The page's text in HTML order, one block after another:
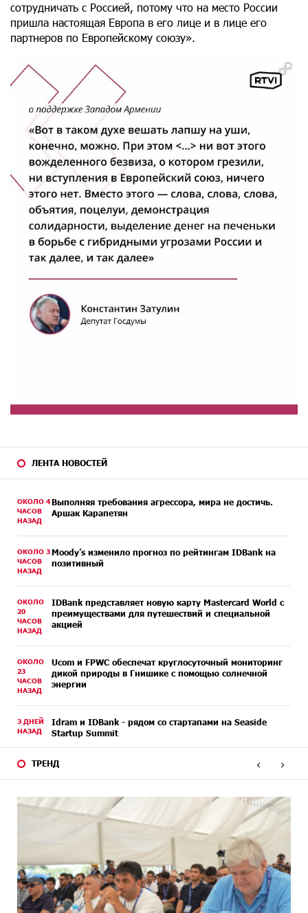
ЛЕНТА НОВОСТЕЙ
ОКОЛО 4
ЧАСОВ
НАЗАД
Выполняя требования агрессора, мира не достичь.
Аршак Карапетян
ОКОЛО 3
ЧАСОВ
НАЗАД
Moody’s изменило прогноз по рейтингам IDBank на
позитивный
ОКОЛО
20
ЧАСОВ
НАЗАД
IDBank представляет новую карту Mastercard World с
преимуществами для путешествий и специальной
акцией
ОКОЛО
23
ЧАСОВ
НАЗАД
Ucom и FPWC обеспечат круглосуточный мониторинг
дикой природы в Гнишике с помощью солнечной
энергии
3 ДНЕЙ
НАЗАД
Idram и IDBank - рядом со стартапами на Seaside
Startup Summit
3 ДНЕЙ
В мобильном приложении Юнибанка теперь можно
6 ДНЕЙ
«Бесплатные бонусы в играх»: IDBank
предупреждает о кибератаках на школьников
ЕАЭС со временем будет расширяться. Когда-нибудь
это поймёт и рядовой армянин, но будет уже поздно
6 ДНЕЙ
НАЗАД
Если Израиль использует тему Геноцида армян
против Эрдогана, то что для него значит сам
сотрудничать с Россией, потому что на место России
пришла настоящая Европа в его лице и в лице его
партнеров по Европейскому союзу».
ТРЕНД ‹ ›